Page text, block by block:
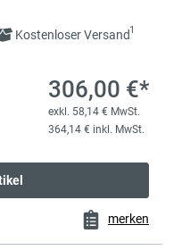
Kostenloser Versand1
306,00 €*
exkl. 58,14 € MwSt.
364,14 € inkl. MwSt.
merken